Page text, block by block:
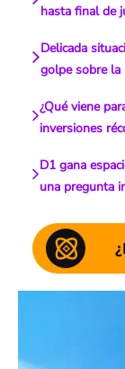
hasta final de
Delicada
golpe sobre la
¿Qué viene
inversiones
D1 gana
una pregunta